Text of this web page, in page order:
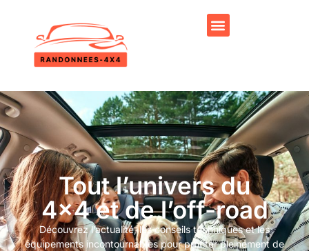
Tout l’univers du
4x4 et de l’off-road
Découvrez l’actualité, les conseils techniques et les
équipements incontournables pour profiter pleinement de